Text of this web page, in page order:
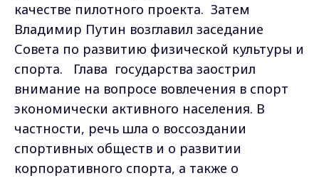
качестве пилотного проекта. Затем
Владимир Путин возглавил заседание
Совета по развитию физической культуры и
спорта. Глава государства заострил
внимание на вопросе вовлечения в спорт
экономически активного населения. В
частности, речь шла о воссоздании
спортивных обществ и о развитии
корпоративного спорта, а также о